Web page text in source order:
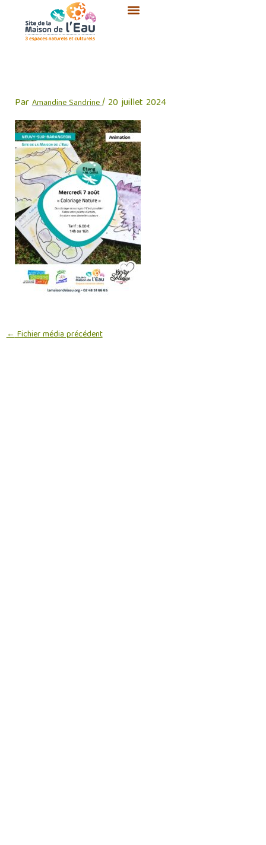
contenu
ParAmandine Sandrine/20 juillet 2024
←Fichier média précédent